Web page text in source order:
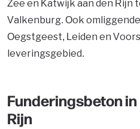
Zee en Katwijk aan den Rijn
Valkenburg. Ook
Oegstgeest, Leiden en
leveringsgebied.
Funderingsbeton
Rijn